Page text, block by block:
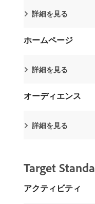
詳細を見る
ホームページ
詳細を見る
オーディエンス
詳細を見る
Target
アクティビティ